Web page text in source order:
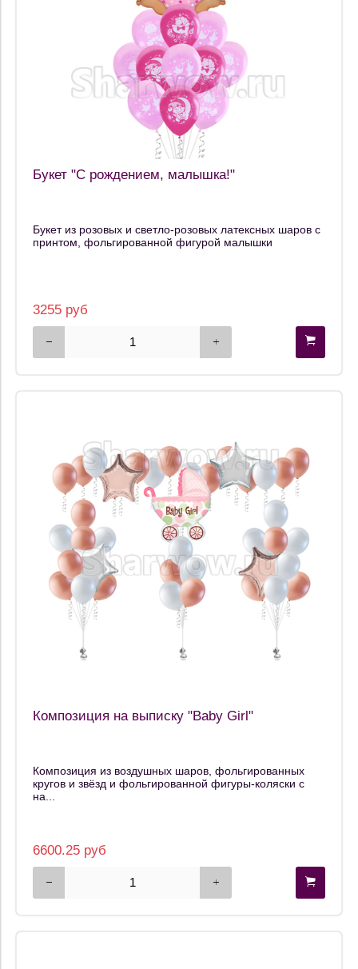
Букет "С рождением, малышка!"
Букет из розовых и светло-розовых латексных шаров с
принтом, фольгированной фигурой малышки
3255 руб
Композиция на выписку "Baby Girl"
Композиция из воздушных шаров, фольгированных
кругов и звёзд и фольгированной фигуры-коляски с
на...
6600.25 руб